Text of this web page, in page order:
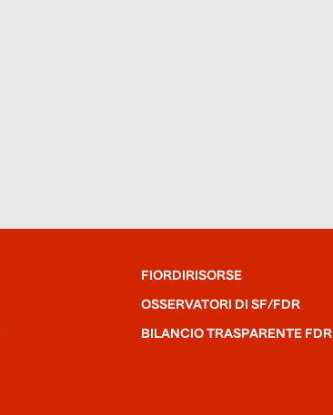
FIORDIRISORSE
OSSERVATORI DI SF/FDR
BILANCIO TRASPARENTE FDR